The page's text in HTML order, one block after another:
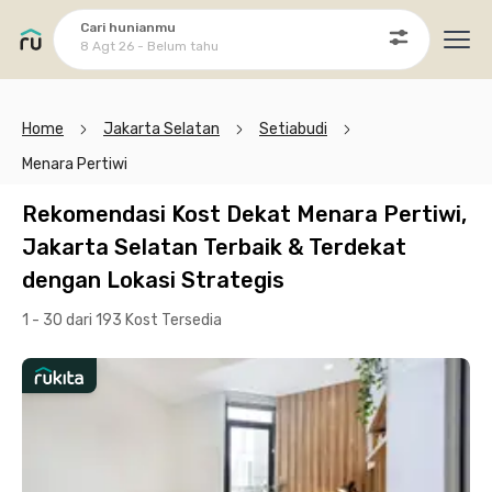
Cari hunianmu
8 Agt 26 - Belum tahu
Home Jakarta Selatan
Setiabudi
Menara Pertiwi
Rekomendasi Kost Dekat Menara Pertiwi,
Jakarta Selatan Terbaik & Terdekat
dengan Lokasi Strategis
1 - 30 dari 193 Kost Tersedia